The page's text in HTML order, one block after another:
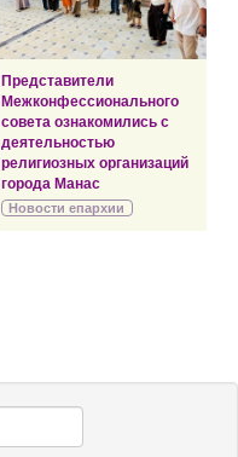
Представители
Межконфессионального
совета ознакомились с
деятельностью
религиозных организаций
города Манас
Новости епархии